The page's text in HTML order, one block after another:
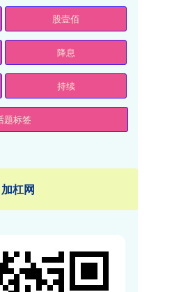
股壹佰
降息
持续
题标签
杠网